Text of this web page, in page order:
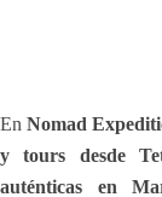
En Nomad
y tours desde
auténticas en